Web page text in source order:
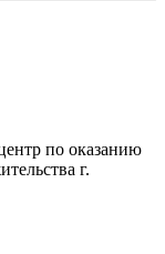
по оказанию
г.